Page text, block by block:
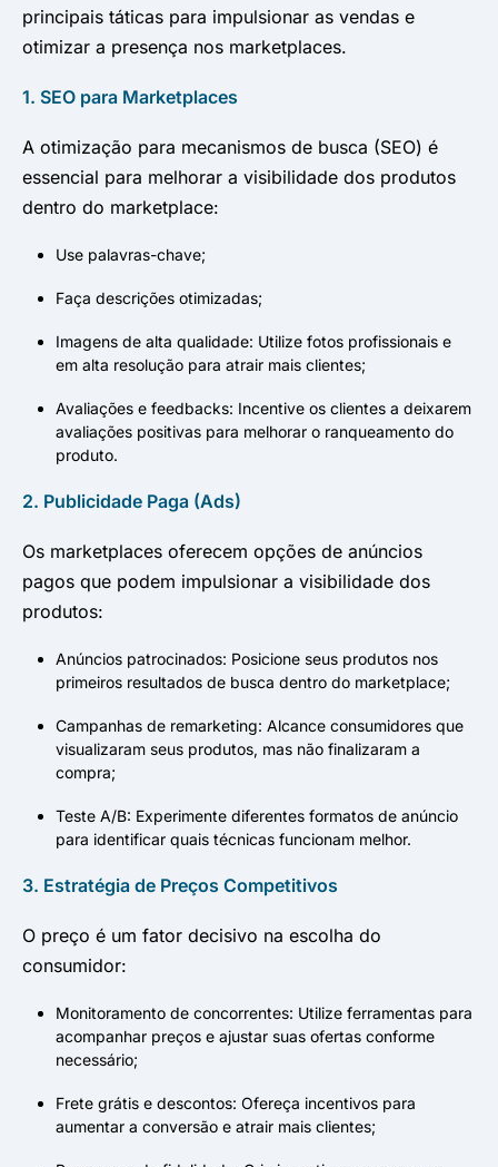
principais táticas para impulsionar as vendas e
otimizar a presença nos marketplaces.
1. SEO para Marketplaces
A otimização para mecanismos de busca (SEO) é
essencial para melhorar a visibilidade dos produtos
dentro do marketplace:
Use palavras-chave;
Faça descrições otimizadas;
Imagens de alta qualidade: Utilize fotos profissionais e
em alta resolução para atrair mais clientes;
Avaliações e feedbacks: Incentive os clientes a deixarem
avaliações positivas para melhorar o ranqueamento do
produto.
2. Publicidade Paga (Ads)
Os marketplaces oferecem opções de anúncios
pagos que podem impulsionar a visibilidade dos
produtos:
Anúncios patrocinados: Posicione seus produtos nos
primeiros resultados de busca dentro do marketplace;
Campanhas de remarketing: Alcance consumidores que
visualizaram seus produtos, mas não finalizaram a
compra;
Teste A/B: Experimente diferentes formatos de anúncio
para identificar quais técnicas funcionam melhor.
3. Estratégia de Preços Competitivos
O preço é um fator decisivo na escolha do
consumidor:
Monitoramento de concorrentes: Utilize ferramentas para
acompanhar preços e ajustar suas ofertas conforme
necessário;
Frete grátis e descontos: Ofereça incentivos para
aumentar a conversão e atrair mais clientes;